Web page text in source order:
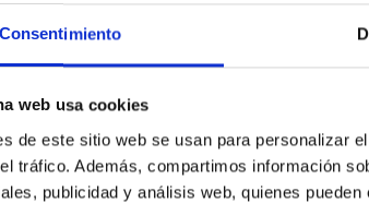
Consentimiento
web usa cookies
de este sitio web se usan para personalizar
tráfico. Además, compartimos información
publicidad y análisis web, quienes
El Sol se convierte en